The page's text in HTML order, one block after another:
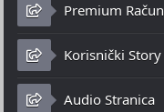
Premium Račun
Korisnički Story
Audio Stranica